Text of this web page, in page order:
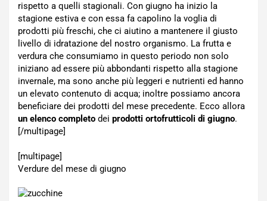
rispetto a quelli stagionali. Con giugno ha inizio la
stagione estiva e con essa fa capolino la voglia di
prodotti più freschi, che ci aiutino a mantenere il giusto
livello di idratazione del nostro organismo. La frutta e
verdura che consumiamo in questo periodo non solo
iniziano ad essere più abbondanti rispetto alla stagione
invernale, ma sono anche più leggeri e nutrienti ed hanno
un elevato contenuto di acqua; inoltre possiamo ancora
beneficiare dei prodotti del mese precedente. Ecco allora
un elenco completo dei prodotti ortofrutticoli di giugno.
[/multipage]
[multipage]
Verdure del mese di giugno